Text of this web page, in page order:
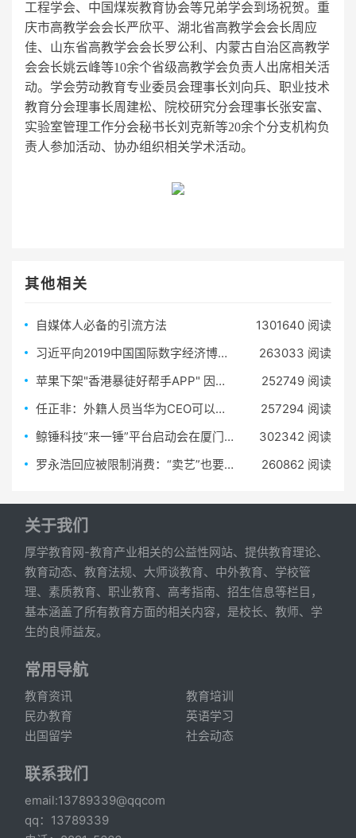
工程学会、中国煤炭教育协会等兄弟学会到场祝贺。重
庆市高教学会会长严欣平、湖北省高教学会会长周应
佳、山东省高教学会会长罗公利、内蒙古自治区高教学
会会长姚云峰等10余个省级高教学会负责人出席相关活
动。学会劳动教育专业委员会理事长刘向兵、职业技术
教育分会理事长周建松、院校研究分会理事长张安富、
实验室管理工作分会秘书长刘克新等20余个分支机构负
责人参加活动、协办组织相关学术活动。
其他相关
自媒体人必备的引流方法
1301640 阅读
习近平向2019中国国际数字经济博览会致贺信
263033 阅读
苹果下架"香港暴徒好帮手APP" 因危害警察和居民
252749 阅读
任正非：外籍人员当华为CEO可以，但有两个条件
257294 阅读
鲸锤科技“来一锤”平台启动会在厦门成功举办
302342 阅读
罗永浩回应被限制消费：“卖艺”也要还债
260862 阅读
关于我们
厚学教育网-教育产业相关的公益性网站、提供教育理论、
教育动态、教育法规、大师谈教育、中外教育、学校管
理、素质教育、职业教育、高考指南、招生信息等栏目，
基本涵盖了所有教育方面的相关内容，是校长、教师、学
生的良师益友。
常用导航
教育资讯
教育培训
民办教育
英语学习
出国留学
社会动态
联系我们
email:13789339@qqcom
qq：13789339